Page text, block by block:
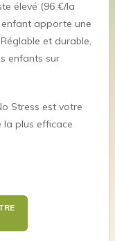
élevé (96 €/la
enfant apporte une
et durable,
enfants sur
Stress est votre
la plus efficace